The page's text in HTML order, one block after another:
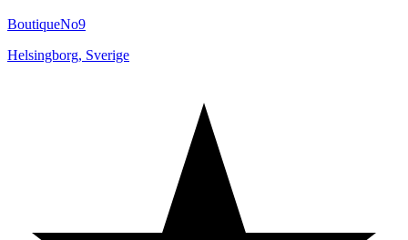
BoutiqueNo9
Helsingborg, Sverige